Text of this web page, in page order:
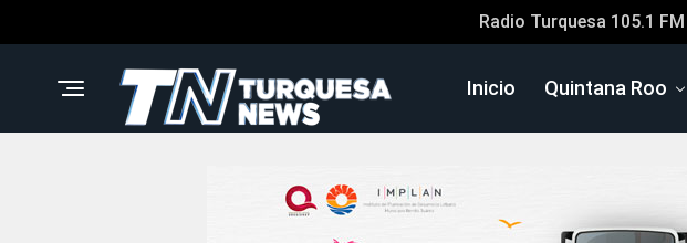
Radio Turquesa 105.1 FM
Inicio Quintana Roo